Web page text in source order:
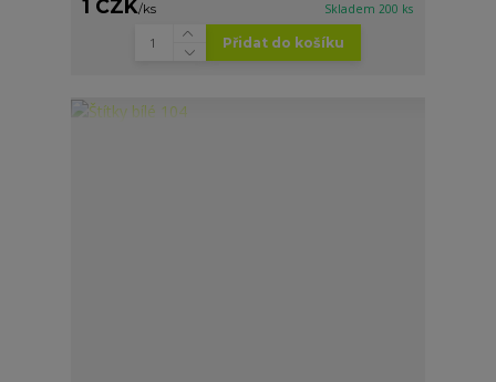
1 CZK/ks Skladem 200 ks
Přidat do košíku